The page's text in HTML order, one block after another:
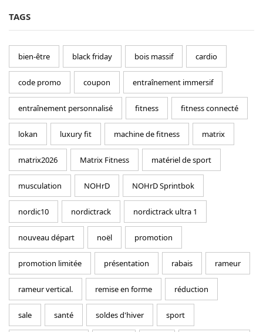
TAGS
bien-être black friday bois massif cardio
code promo coupon entraînement immersif
entraînement personnalisé fitness fitness connecté
lokan luxury fit machine de fitness matrix
matrix2026 Matrix Fitness matériel de sport
musculation NOHrD NOHrD Sprintbok
nordic10 nordictrack nordictrack ultra 1
nouveau départ noël promotion
promotion limitée présentation rabais rameur
rameur vertical. remise en forme réduction
sale santé soldes d'hiver sport